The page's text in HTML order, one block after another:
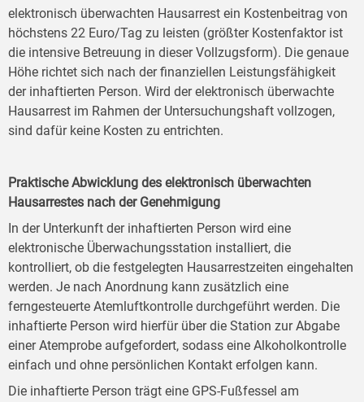
elektronisch überwachten Hausarrest ein Kostenbeitrag von
höchstens 22 Euro/Tag zu leisten (größter Kostenfaktor ist
die intensive Betreuung in dieser Vollzugsform). Die genaue
Höhe richtet sich nach der finanziellen Leistungsfähigkeit
der inhaftierten Person. Wird der elektronisch überwachte
Hausarrest im Rahmen der Untersuchungshaft vollzogen,
sind dafür keine Kosten zu entrichten.
Praktische Abwicklung des elektronisch überwachten
Hausarrestes nach der Genehmigung
In der Unterkunft der inhaftierten Person wird eine
elektronische Überwachungsstation installiert, die
kontrolliert, ob die festgelegten Hausarrestzeiten eingehalten
werden. Je nach Anordnung kann zusätzlich eine
ferngesteuerte Atemluftkontrolle durchgeführt werden. Die
inhaftierte Person wird hierfür über die Station zur Abgabe
einer Atemprobe aufgefordert, sodass eine Alkoholkontrolle
einfach und ohne persönlichen Kontakt erfolgen kann.
Die inhaftierte Person trägt eine GPS-Fußfessel am